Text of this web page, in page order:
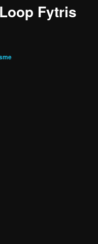
Fytris